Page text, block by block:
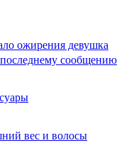
ожирения девушка
сообщению
вес и волосы